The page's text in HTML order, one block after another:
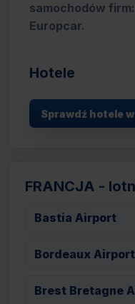
samochodów
Europcar.
Hotele
Sprawdź hotele
FRANCJA -
Bastia Airport
Bordeaux Airport
Brest Bretagne